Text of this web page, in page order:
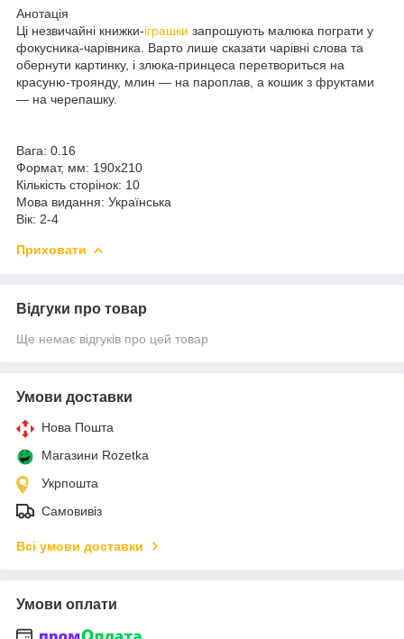
Анотація
Ці незвичайні книжки-іграшки запрошують малюка пограти у
фокусника-чарівника. Варто лише сказати чарівні слова та
обернути картинку, і злюка-принцеса перетвориться на
красуню-троянду, млин — на пароплав, а кошик з фруктами
— на черепашку.
Вага: 0.16
Формат, мм: 190х210
Кількість сторінок: 10
Мова видання: Українська
Вік: 2-4
Приховати
Відгуки про товар
Ще немає відгуків про цей товар
Умови доставки
Нова Пошта
Магазини Rozetka
Укрпошта
Самовивіз
Всі умови доставки
Умови оплати